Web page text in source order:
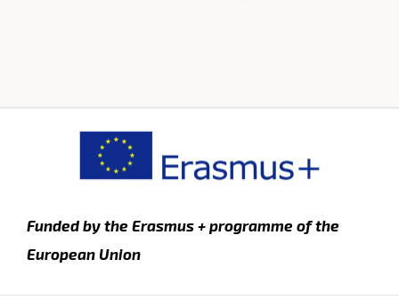
Funded by the Erasmus + programme of the
European Union